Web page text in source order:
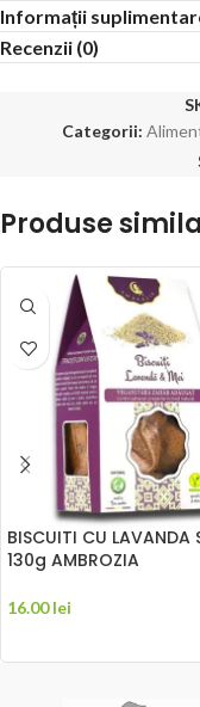
Informații
Recenzii (0)
Categorii:
Produse
BISCUITI CU LAVANDA
130g AMBROZIA
16.00lei